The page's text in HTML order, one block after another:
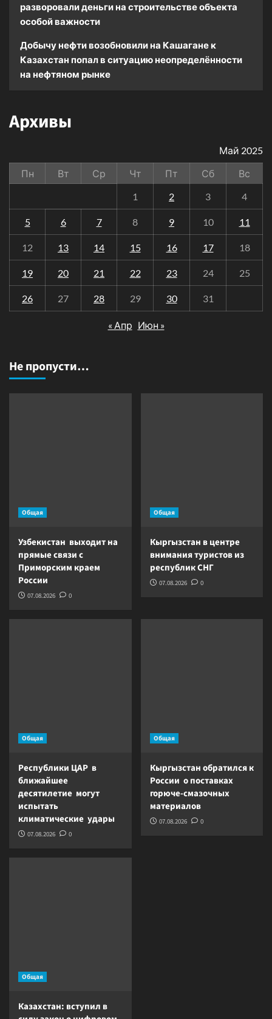
разворовали деньги на строительстве объекта
особой важности
Добычу нефти возобновили на Кашагане к
Казахстан попал в ситуацию неопределённости
на нефтяном рынке
Архивы
Май 2025
Пн
Вт Ср Чт Пт Сб
Вс
1
2 3 4
5 6 7 8 9 10 11
12 13 14 15 16 17 18
19 20 21 22 23 24 25
26 27 28 29 30 31
« Апр Июн »
Не пропусти…
Общая
Узбекистан выходит на
прямые связи с
Приморским краем
России
07.08.2026 0
Общая
Кыргызстан в центре
внимания туристов из
республик СНГ
07.08.2026 0
Общая
Республики ЦАР в
ближайшее
десятилетие могут
испытать
климатические удары
07.08.2026 0
Общая
Кыргызстан обратился к
России о поставках
горюче-смазочных
материалов
07.08.2026 0
Общая
Казахстан: вступил в